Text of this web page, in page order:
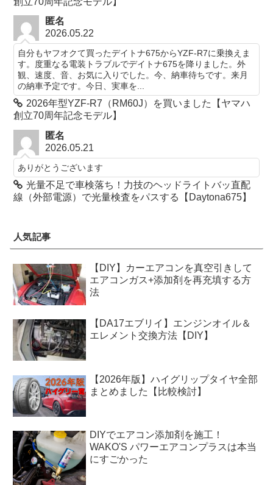
匿名
2026.05.22
自分もヤフオクて買ったデイトナ675からYZF-R7に乗換えま
す。度重なる電装トラブルでデイトナ675を降りました。外
観、速度、音、お気に入りでした。今、納車待ちです。来月
の納車予定です。今日、実車を...
2026年型YZF-R7（RM60J）を買いました【ヤマハ
創立70周年記念モデル】
匿名
2026.05.21
ありがとうございます
光量不足で車検落ち！力技のヘッドライトバッ直配
線（外部電源）で光量検査をパスする【Daytona675】
人気記事
【DIY】カーエアコンを真空引きして
エアコンガス+添加剤を再充填する方
法
【DA17エブリイ】エンジンオイル＆
エレメント交換方法【DIY】
【2026年版】ハイグリップタイヤ全部
まとめました【比較検討】
DIYでエアコン添加剤を施工！
WAKO'S パワーエアコンプラスは本当
にすごかった